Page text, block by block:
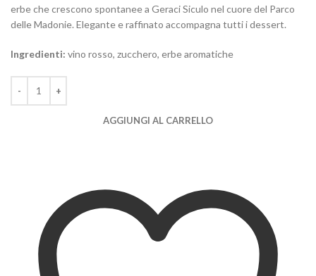
erbe che crescono spontanee a Geraci Siculo nel cuore del Parco
delle Madonie. Elegante e raffinato accompagna tutti i dessert.
Ingredienti: vino rosso, zucchero, erbe aromatiche
AGGIUNGI AL CARRELLO